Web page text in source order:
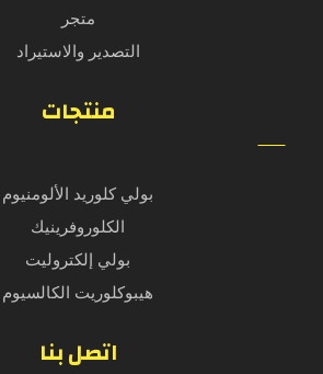
متجر
التصدير والاستيراد
منتجات
بولي كلوريد الألومنيوم
الكلوروفرينيك
بولي إلكتروليت
هيبوكلوريت الكالسيوم
اتصل بنا